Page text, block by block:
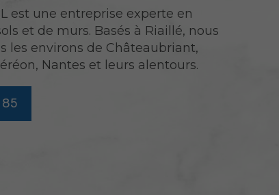
est une entreprise experte en
et de murs. Basés à Riaillé, nous
les environs de Châteaubriant,
Nantes et leurs alentours.
85